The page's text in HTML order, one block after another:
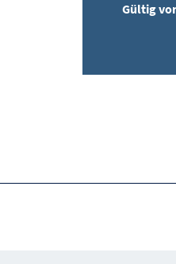
Gültig